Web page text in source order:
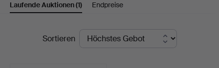
Laufende Auktionen(1) Endpreise
LaufendeSortieren